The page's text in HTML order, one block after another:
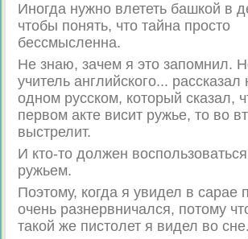
Иногда нужно влететь башкой в
чтобы понять, что тайна просто
бессмысленна.
Не знаю, зачем я это запомнил.
учитель английского... рассказал
одном русском, который сказал,
первом акте висит ружье, то во
выстрелит.
И кто-то должен
ружьем.
Поэтому, когда я увидел в сарае
очень разнервничался, потому
такой же пистолет я видел во сне.